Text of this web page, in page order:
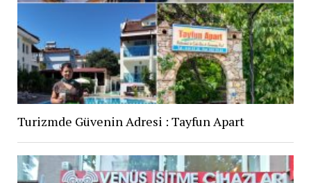
Turizmde Güvenin Adresi : Tayfun Apart